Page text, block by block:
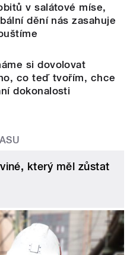
v salátové míse,
dění nás zasahuje
si dovolovat
co teď tvořím, chce
dokonalosti
který měl zůstat